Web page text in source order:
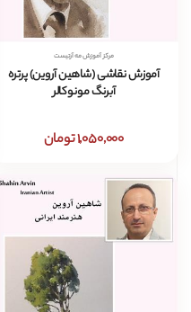
مرکز آموزش مه آرتیست
آموزش نقاشی (شاهین آروین) پرتره
آبرنگ مونوکالر
1,050,000 تومان